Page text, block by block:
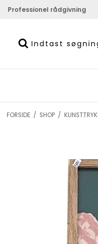
Professionel rådgivning
FORSIDE / SHOP / KUNSTTRYK